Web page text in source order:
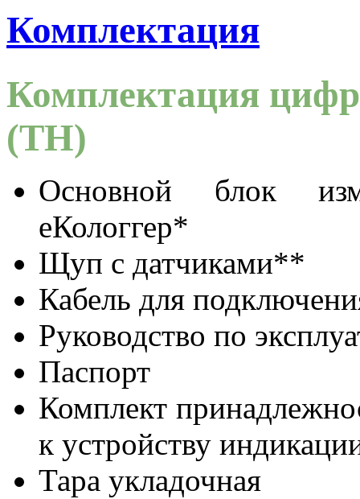
Комплектация
Комплектация
(ТH)
Основной блок
еКологгер*
Щуп с датчиками**
Кабель для
Руководство по
Паспорт
Комплект
к устройству
Тара укладочная